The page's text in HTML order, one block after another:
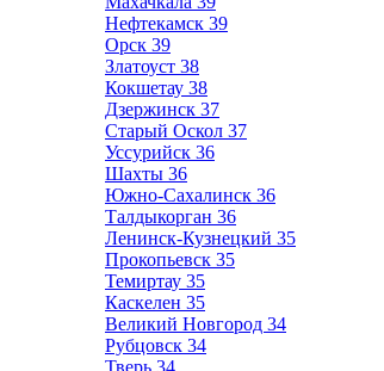
Нефтекамск 39
Орск 39
Златоуст 38
Кокшетау 38
Дзержинск 37
Старый Оскол 37
Уссурийск 36
Шахты 36
Южно-Сахалинск 36
Талдыкорган 36
Ленинск-Кузнецкий 35
Прокопьевск 35
Темиртау 35
Каскелен 35
Великий Новгород 34
Рубцовск 34
Тверь 34